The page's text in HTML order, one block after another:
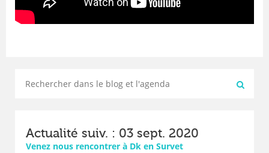
Actualité suiv. : 03 sept. 2020
Venez nous rencontrer à Dk en Survet